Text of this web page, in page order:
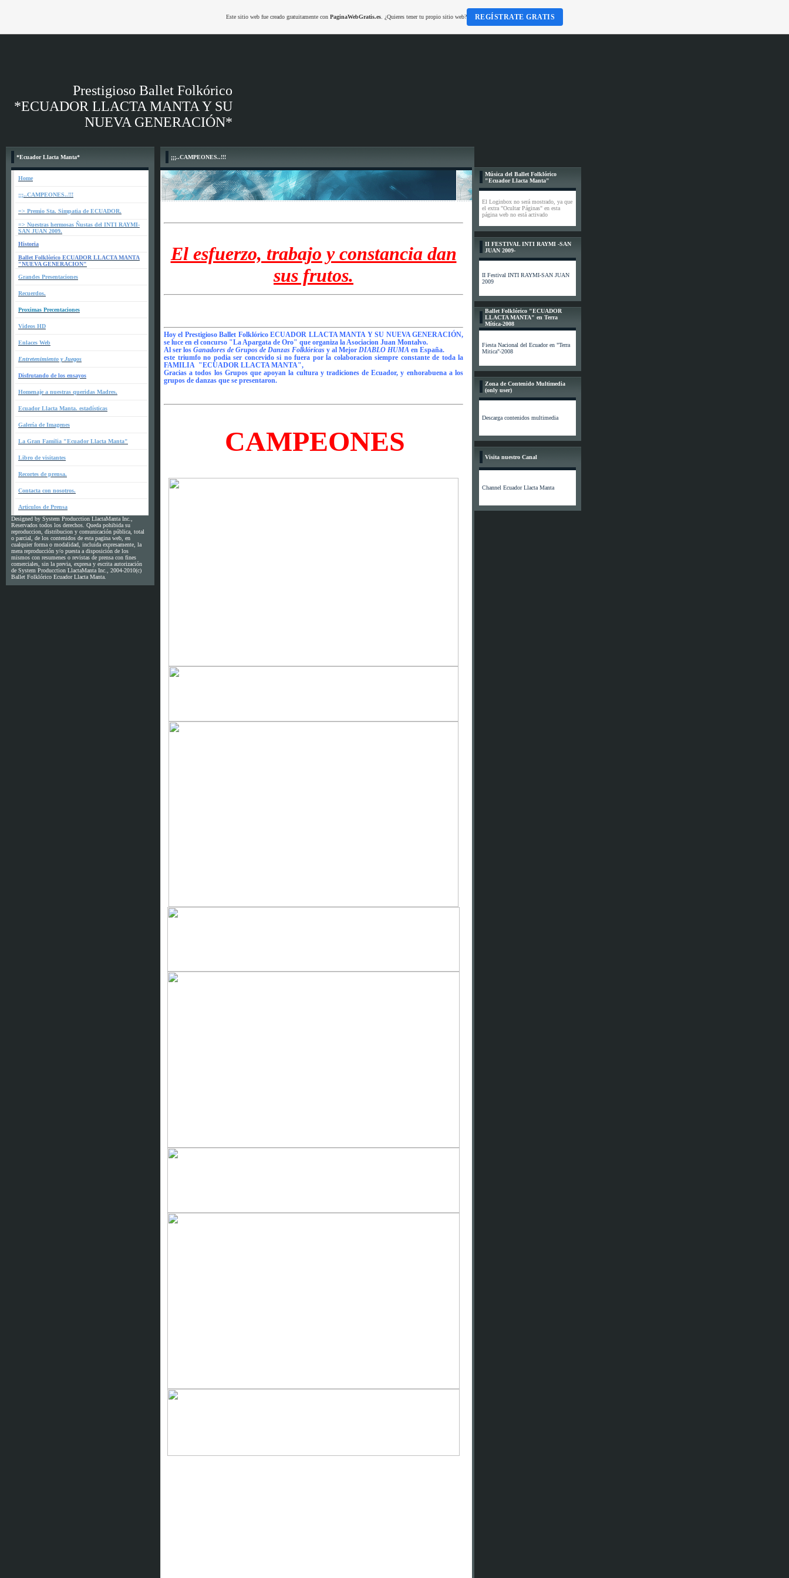
Prestigioso Ballet Folkórico
*ECUADOR LLACTA MANTA Y SU
NUEVA GENERACIÓN*
*Ecuador Llacta Manta*
Home
¡¡¡..CAMPEONES..!!!
=> Premio Sta. Simpatia de ECUADOR.
=> Nuestras hermosas Ñustas del INTI RAYMI-
SAN JUAN 2009.
Historia
Ballet Folklòrico ECUADOR LLACTA MANTA
"NUEVA GENERACION"
Grandes Presentaciones
Recuerdos.
Proximas Precentaciones
Videos HD
Enlaces Web
Entretenimiento y Juegos
Disfrutando de los ensayos
Homenaje a nuestras queridas Madres.
Ecuador Llacta Manta. estadísticas
Galería de Imagenes
La Gran Familia "Ecuador Llacta Manta"
Libro de visitantes
Recortes de prensa.
Contacta con nosotros.
Articulos de Prensa
Designed by System Producction LlactaManta Inc.,
Reservados todos los derechos. Queda pohibida su
reproduccion, distribucion y comunicación pública, total
o parcial, de los contenidos de esta pagina web, en
cualquier forma o modalidad, incluida expresamente, la
mera reproducción y/o puesta a disposición de los
mismos con resumenes o revistas de prensa con fines
comerciales, sin la previa, expresa y escrita autorización
de System Producction LlactaManta Inc., 2004-2010(c)
Ballet Folklórico Ecuador Llacta Manta.
¡¡¡..CAMPEONES..!!!
El esfuerzo, trabajo y constancia dan
sus frutos.
Hoy el Prestigioso Ballet Folklórico ECUADOR LLACTA MANTA Y SU NUEVA GENERACIÓN,
se luce en el concurso "La Apargata de Oro" que organiza la Asociacion Juan Montalvo.
Al ser los Ganadores de Grupos de Danzas Folklóricas y al Mejor DIABLO HUMA en España.
este triumfo no podia ser concevido si no fuera por la colaboracion siempre constante de toda la
FAMILIA "ECUADOR LLACTA MANTA",
Gracias a todos los Grupos que apoyan la cultura y tradiciones de Ecuador, y enhorabuena a los
grupos de danzas que se presentaron.
CAMPEONES
Música del Ballet Folklórico
"Ecuador Llacta Manta"
El Loginbox no será mostrado, ya que
el extra "Ocultar Páginas" en esta
página web no está activado
II FESTIVAL INTI RAYMI -SAN
JUAN 2009-
II Festival INTI RAYMI-SAN JUAN
2009
Ballet Folklórico "ECUADOR
LLACTA MANTA" en Terra
Mítica-2008
Fiesta Nacional del Ecuador en "Terra
Mitica"-2008
Zona de Contenido Multimedia
(only user)
Descarga contenidos multimedia
Visita nuestro Canal
Channel Ecuador Llacta Manta
Este sitio web fue creado gratuitamente con PaginaWebGratis.es. ¿Quieres tener tu propio sitio web? REGÍSTRATE GRATIS